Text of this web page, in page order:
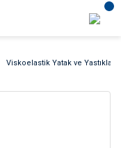
Viskoelastik Yatak ve Yastıklar